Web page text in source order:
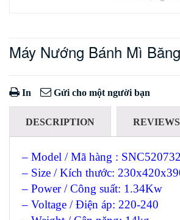
Máy Nướng Bánh Mì
In Gửi cho một người bạn
DESCRIPTION
– Model / Mã hàng : SNC520732
– Size / Kích thước:
– Power / Công suất: 1.34Kw
– Voltage / Điện áp: 220-240